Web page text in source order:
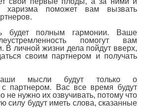
поможет вам вызвать
будет полным гармонии. Ваше
помогут вам
В личной жизни дела пойдут вверх,
своим партнером и получать
мысли будут только о
с партнером. Вас все время будут
не нужно их озвучивать, потому что
силу будут иметь слова, сказанные